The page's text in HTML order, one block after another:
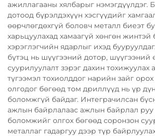
ажиллагааны хялбарыг нэмэгдүүлдэг.
дотоод бүрэлдэхүүн хэсгүүдийг
өөрчлөгдөхгүй боловч металл биеэт
харьцуулахад хамаагүй хөнгөн жинтэй
хэрэглэгчийн ядарлыг ихэд
бүтэц нь шүүгээний дотор, шүүгээний
суурилуулалт зэрэг дахин тохижуулах
түгээмэл тохиолддог нарийн зайг
олгодог бөгөөд том дриллүүд нь үр
боломжгүй байдаг. Интеграчилсан
ажлын байрлалаас ажлын байрлал руу
боломжийг олгох бөгөөд соронзон
металлаг гадаргуу дээр түр